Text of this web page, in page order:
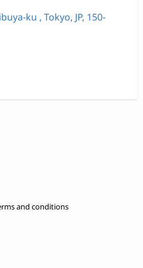
ku , Tokyo, JP, 150-
and conditions